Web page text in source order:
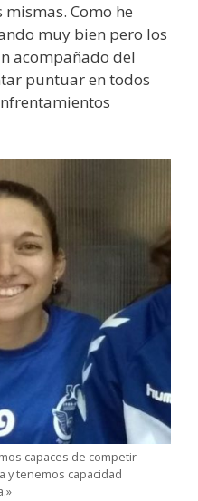
Como he
muy bien pero los
acompañado del
puntuar en todos
capaces de competir
y tenemos capacidad